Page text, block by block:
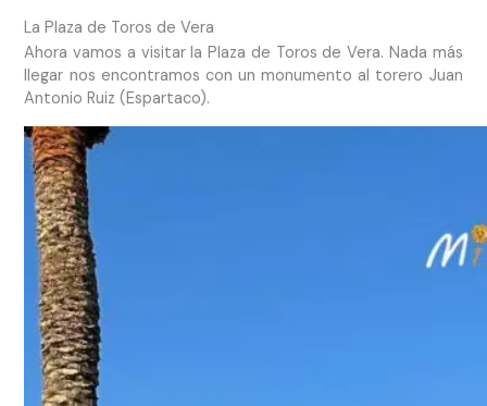
La Plaza de Toros de Vera
Ahora vamos a visitar la Plaza de Toros de Vera. Nada más
llegar nos encontramos con un monumento al torero Juan
Antonio Ruiz (Espartaco).